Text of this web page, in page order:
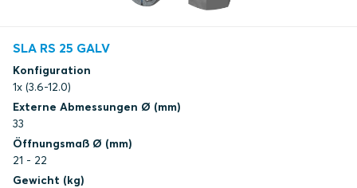
SLA RS 25 GALV
Konfiguration
1x (3.6-12.0)
Externe Abmessungen Ø (mm)
33
Öffnungsmaß Ø (mm)
21 - 22
Gewicht (kg)